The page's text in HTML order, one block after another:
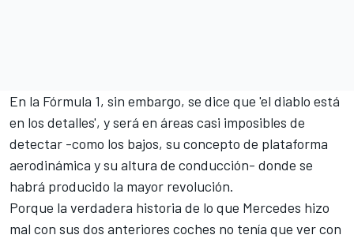
En la Fórmula 1, sin embargo, se dice que 'el diablo está
en los detalles', y será en áreas casi imposibles de
detectar -como los bajos, su concepto de plataforma
aerodinámica y su altura de conducción- donde se
habrá producido la mayor revolución.
Porque la verdadera historia de lo que Mercedes hizo
mal con sus dos anteriores coches no tenía que ver con